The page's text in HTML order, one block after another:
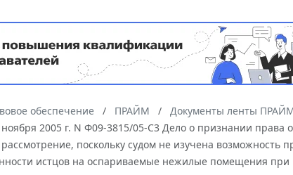
обеспечение ПРАЙМ Документы ленты
ноября 2005 г. N Ф09-3815/05-С3 Дело о признании права
поскольку судом не изучена возможность
истцов на оспариваемые нежилые помещения при